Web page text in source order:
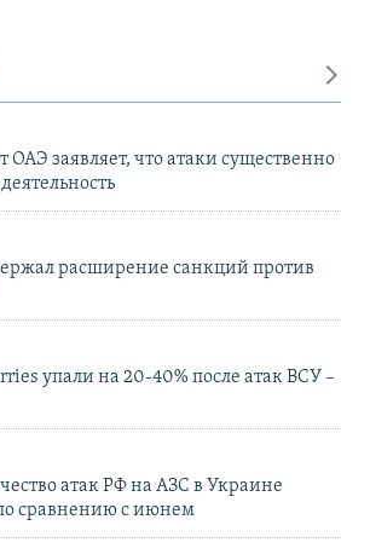
ОАЭ заявляет, что атаки существенно
расширение санкций против
упали на 20-40% после атак ВСУ –
атак РФ на АЗС в Украине
сравнению с июнем